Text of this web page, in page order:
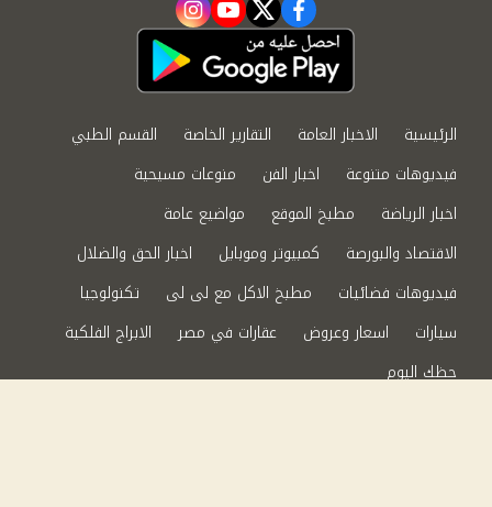
facebook
twitter
youtube
instagram
الرئيسية الاخبار العامة التقارير الخاصة
القسم الطبي
فيديوهات متنوعة
اخبار الفن
منوعات مسيحية
اخبار الرياضة
مطبخ الموقع
مواضيع عامة
الاقتصاد والبورصة
كمبيوتر وموبايل
اخبار الحق والضلال
فيديوهات فضائيات
مطبخ الاكل مع لى لى
تكنولوجيا
سيارات
اسعار وعروض عقارات في مصر
الابراج الفلكية
حظك اليوم